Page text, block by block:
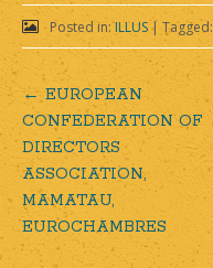
Posted in:ILLUS| Tagged:
Post
navigation
← EUROPEAN
CONFEDERATION OF
DIRECTORS
ASSOCIATION,
MAMATAU,
EUROCHAMBRES